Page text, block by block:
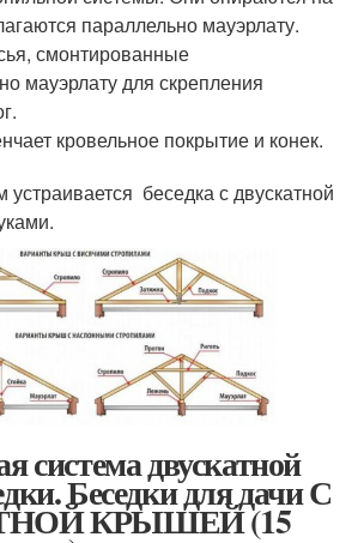
параллельно мауэрлату.
смонтированные
мауэрлату для скрепления
кровельное покрытие и конек.
устраивается беседка с двускатной
система двускатной
Беседки для дачи С
КРЫШЕЙ (15